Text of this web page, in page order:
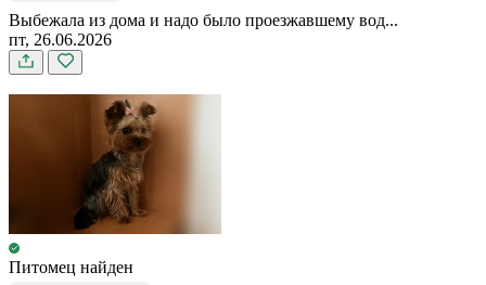
Выбежала из дома и надо было проезжавшему вод...
пт, 26.06.2026
Питомец найден